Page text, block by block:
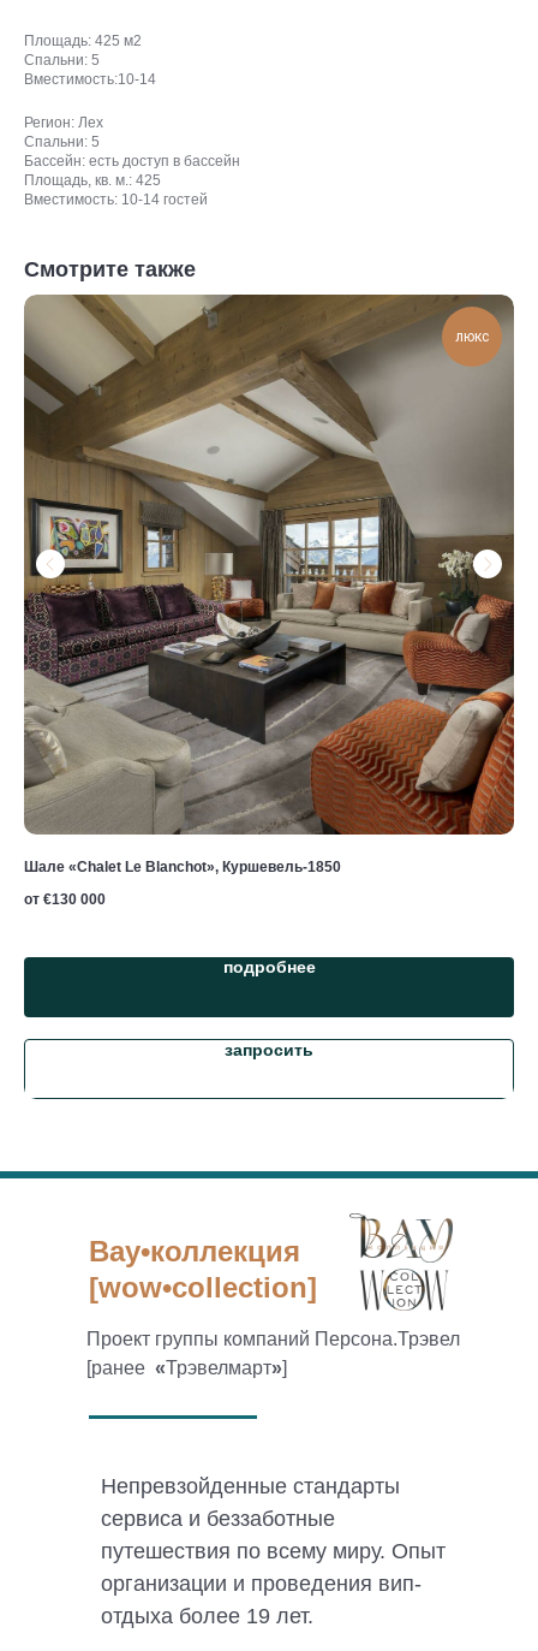
Площадь: 425 м2
Спальни: 5
Вместимость:10-14
Регион: Лех
Спальни: 5
Бассейн: есть доступ в бассейн
Площадь, кв. м.: 425
Вместимость: 10-14 гостей
Смотрите также
люкс
Шале «Chalet Le Blanchot», Куршевель-1850
от €130 000
подробнее
запросить
Вау•коллекция
[wow•collection]
Проект группы компаний Персона.Трэвел
[ранее «Трэвелмарт»]
Непревзойденные стандарты
сервиса и беззаботные
путешествия по всему миру. Опыт
организации и проведения вип-
отдыха более 19 лет.